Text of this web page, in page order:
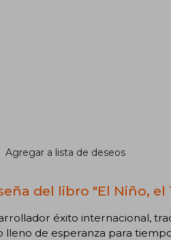
Agregar a lista de deseos
del libro "El Niño,
éxito internacional,
lleno de esperanza para